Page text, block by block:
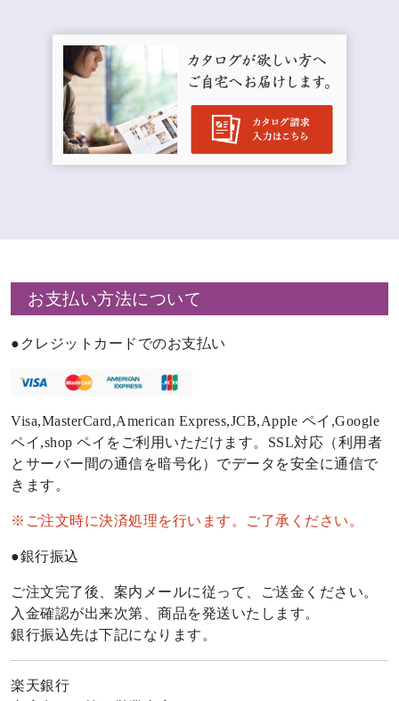
お支払い方法について
クレジットカードでのお支払い
Visa,MasterCard,American Express,JCB,Apple ペイ,Google
ペイ,shop ペイをご利用いただけます。SSL対応（利用者
とサーバー間の通信を暗号化）でデータを安全に通信で
きます。
※ご注文時に決済処理を行います。ご了承ください。
銀行振込
ご注文完了後、案内メールに従って、ご送金ください。
入金確認が出来次第、商品を発送いたします。
銀行振込先は下記になります。
楽天銀行